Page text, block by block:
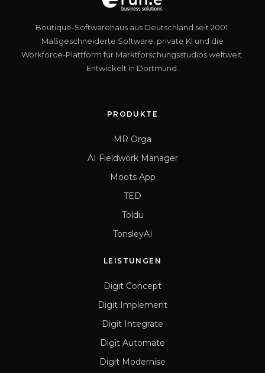
Boutique-Softwarehaus aus Deutschland seit 2001.
Maßgeschneiderte Software, private KI und die
Workforce-Plattform für Marktforschungsstudios weltweit.
Entwickelt in Dortmund.
PRODUKTE
MR Orga
AI Fieldwork Manager
Moots App
TED
Toldu
TonsleyAI
LEISTUNGEN
Digit Concept
Digit Implement
Digit Integrate
Digit Automate
Digit Modernise